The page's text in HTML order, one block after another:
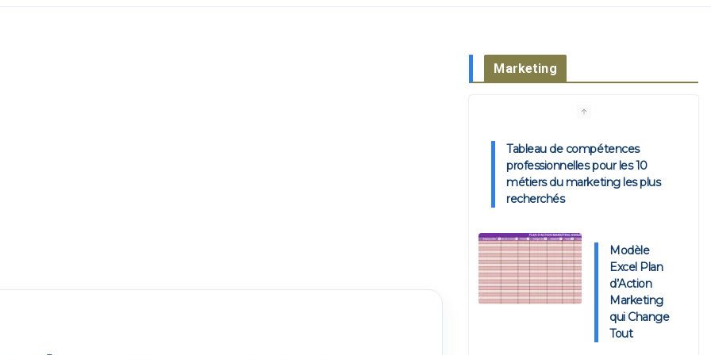
Marketing
Tableau de compétences
professionnelles pour les 10
métiers du marketing les plus
recherchés
Modèle
Excel Plan
d’Action
Marketing
qui Change
Tout